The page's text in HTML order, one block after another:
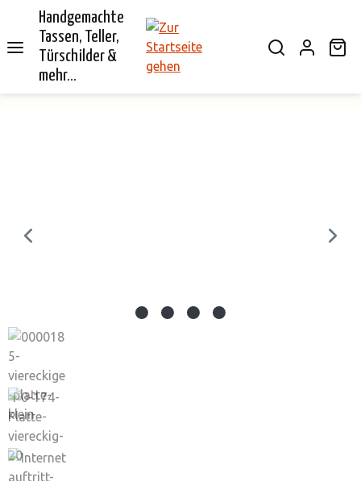
springen
Handgemachte
Tassen, Teller,
Türschilder &
mehr...